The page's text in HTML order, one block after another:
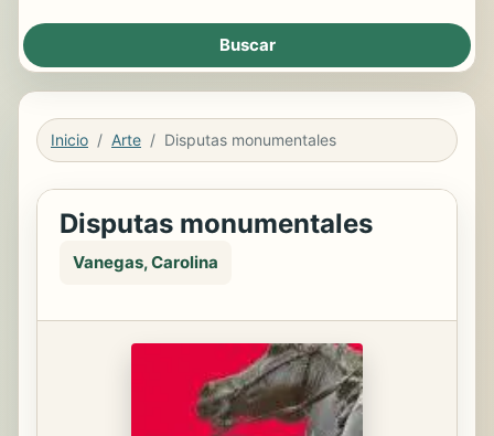
Inicio Arte Disputas monumentales
Disputas monumentales
Vanegas, Carolina